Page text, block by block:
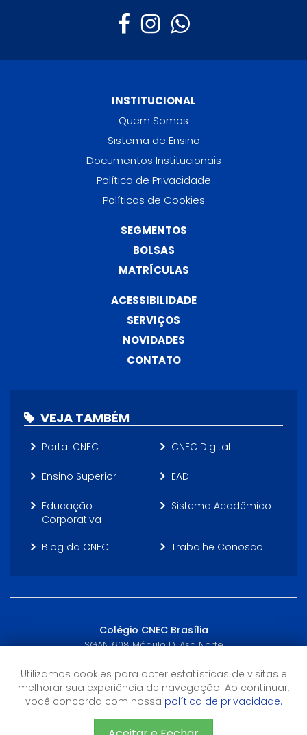
INSTITUCIONAL
Quem Somos
Sistema de Ensino
Documentos Institucionais
Política de Privacidade
Políticas de Cookies
SEGMENTOS
BOLSAS
MATRÍCULAS
ACESSIBILIDADE
SERVIÇOS
NOVIDADES
CONTATO
VEJA TAMBÉM
Portal CNEC CNEC Digital
Ensino Superior EAD
Educação
Corporativa
Sistema Acadêmico
Blog da CNEC Trabalhe Conosco
Colégio CNEC Brasília
SGAN 608 Módulo D, Asa Norte
Horário de Atendimento
7h30 às 18h
Utilizamos cookies para obter estatísticas de visitas e
melhorar sua experiência de navegação. Ao continuar,
você concorda com nossa política de privacidade.